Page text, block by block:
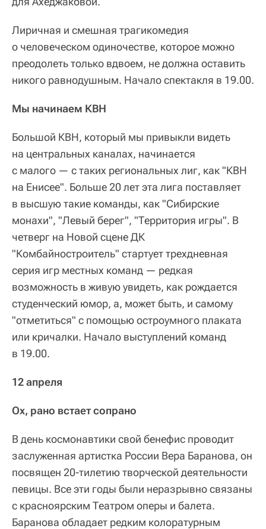
Лиричная и смешная трагикомедия
о человеческом одиночестве, которое можно
преодолеть только вдвоем, не должна оставить
никого равнодушным. Начало спектакля в 19.00.
Мы начинаем КВН
Большой КВН, который мы привыкли видеть
на центральных каналах, начинается
с малого — с таких региональных лиг, как "КВН
на Енисее". Больше 20 лет эта лига поставляет
в высшую такие команды, как "Сибирские
монахи", "Левый берег", "Территория игры". В
четверг на Новой сцене ДК
"Комбайностроитель" стартует трехдневная
серия игр местных команд — редкая
возможность в живую увидеть, как рождается
студенческий юмор, а, может быть, и самому
"отметиться" с помощью остроумного плаката
или кричалки. Начало выступлений команд
в 19.00.
12 апреля
Ох, рано встает сопрано
В день космонавтики свой бенефис проводит
заслуженная артистка России Вера Баранова, он
посвящен 20-тилетию творческой деятельности
певицы. Все эти годы были неразрывно связаны
с красноярским Театром оперы и балета.
Баранова обладает редким колоратурным